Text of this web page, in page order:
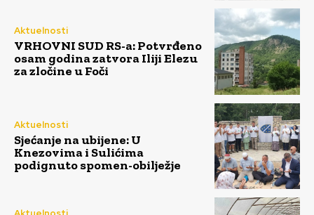
Aktuelnosti
VRHOVNI SUD RS-a: Potvrđeno
osam godina zatvora Iliji Elezu
za zločine u Foči
Aktuelnosti
Sjećanje na ubijene: U
Knezovima i Sulićima
podignuto spomen-obilježje